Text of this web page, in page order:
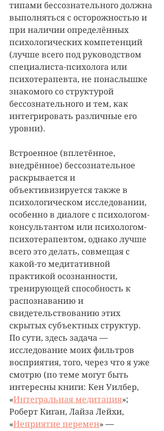
типами бессознательного должна
выполняться с осторожностью и
при наличии определённых
психологических компетенций
(лучше всего под руководством
специалиста-психолога или
психотерапевта, не понаслышке
знакомого со структурой
бессознательного и тем, как
интегрировать различные его
уровни).
Встроенное (вплетённое,
внедрённое) бессознательное
раскрывается и
объективизируется также в
психологическом исследовании,
особенно в диалоге с психологом-
консультантом или психологом-
психотерапевтом, однако лучше
всего это делать, совмещая с
какой-то медитативной
практикой осознанности,
тренирующей способность к
распознаванию и
свидетельствованию этих
скрытых субъектных структур.
По сути, здесь задача —
исследование моих фильтров
восприятия, того, через что я уже
смотрю (по теме могут быть
интересны книги: Кен Уилбер,
«Интегральная медитация»;
Роберт Киган, Лайза Лейхи,
«Неприятие перемен» —